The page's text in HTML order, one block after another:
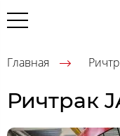
Главная
Ричтрак